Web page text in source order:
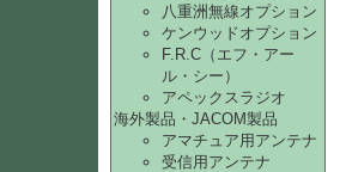
八重洲無線オプション
ケンウッドオプション
F.R.C（エフ・アー
ル・シー）
アペックスラジオ
海外製品・JACOM製品
アマチュア用アンテナ
受信用アンテナ